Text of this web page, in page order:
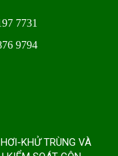
7731
9794
KHỬ TRÙNG VÀ